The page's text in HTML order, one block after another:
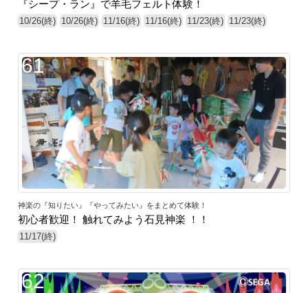
『シープ・ラン』で羊毛フェルト体験！
10/26(終) 10/26(終) 11/16(終) 11/16(終) 11/23(終) 11/23(終)
61
神楽の『知りたい』『やってみたい』をまとめて体験！
初心者歓迎！ 触れてみよう石見神楽 ！！
11/17(終)
62